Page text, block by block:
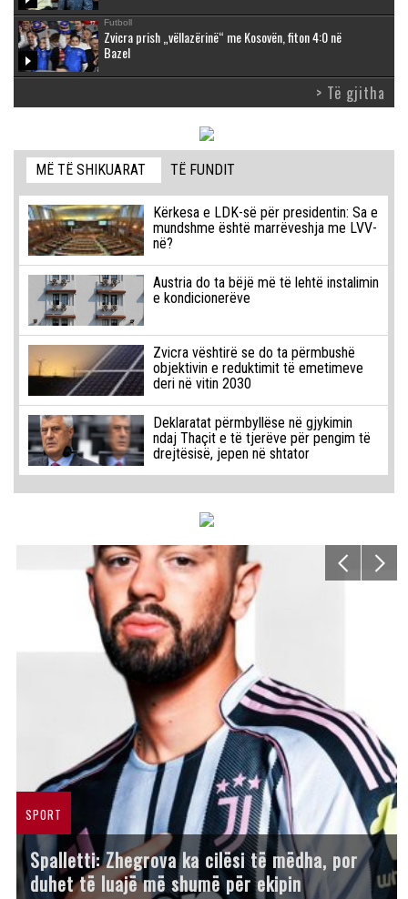
Futboll
Zvicra prish „vëllazërinë“ me Kosovën, fiton 4:0 në
Bazel
> Të gjitha
MË TË SHIKUARAT TË FUNDIT
Kërkesa e LDK-së për presidentin: Sa e
mundshme është marrëveshja me LVV-
në?
Austria do ta bëjë më të lehtë instalimin
e kondicionerëve
Zvicra vështirë se do ta përmbushë
objektivin e reduktimit të emetimeve
deri në vitin 2030
Deklaratat përmbyllëse në gjykimin
ndaj Thaçit e të tjerëve për pengim të
drejtësisë, jepen në shtator
SPORT
Spalletti: Zhegrova ka cilësi të mëdha, por
duhet të luajë më shumë për ekipin